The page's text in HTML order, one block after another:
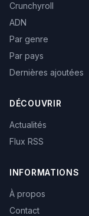
Crunchyroll
ADN
Par genre
Par pays
Dernières ajoutées
DÉCOUVRIR
Actualités
Flux RSS
INFORMATIONS
À propos
Contact